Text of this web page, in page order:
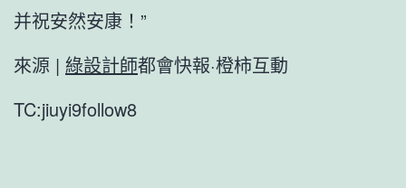
并祝安然安康！”
來源 | 綠設計師都會快報·橙柿互動
TC:jiuyi9follow8